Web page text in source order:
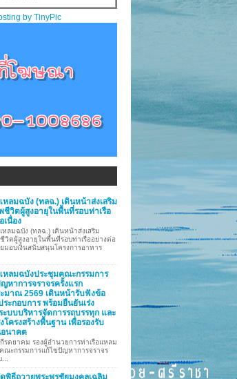
หลมฉบัง (ทลฉ.) เดินหน้าส่งเสริม
วิตผู้สูงอายุในพื้นที่รอบท่าเรือ
เนื่อง
หลมฉบัง (ทลฉ.) เดินหน้าส่งเสริม
ตผู้สูงอายุในพื้นที่รอบท่าเรืออย่างต่อ
มอบเงินสนับสนุนโครงการอาหาร
หลมฉบังประชุมคณะกรรมการ
หาการจราจรครั้งแรก
มาณ 2569 เดินหน้ารับฟังข้อ
ระกอบการ พร้อมยืนยันเร่ง
บบบริหารจัดการรถบรรทุก และ
โครงสร้างพื้นฐาน เพื่อรองรับ
อนาคต
รตยาคม รองผู้อำนวยการท่าเรือแหลม
ณะกรรมการแก้ไขปัญหาการจราจร
...